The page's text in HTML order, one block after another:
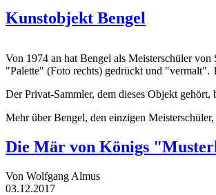
Kunstobjekt Bengel
Von 1974 an hat Bengel als Meisterschüler
"Palette" (Foto rechts) gedrückt und "vermalt".
Der Privat-Sammler, dem dieses Objekt gehört,
Mehr über Bengel, den einzigen
Die Mär von Königs
Von Wolfgang Almus
03.12.2017